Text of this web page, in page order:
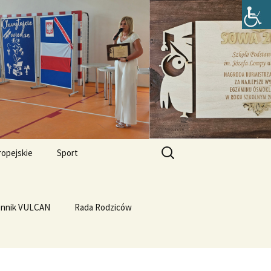
Lompy w
Linux
Sport
WF z Klasą
VULCAN Rada Rodziców
Szukaj: